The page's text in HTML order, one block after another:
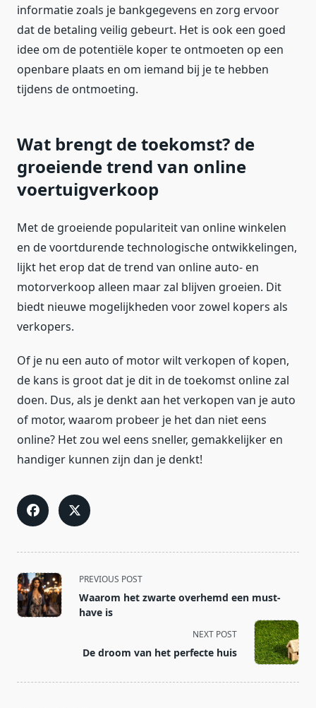
informatie zoals je bankgegevens en zorg ervoor
dat de betaling veilig gebeurt. Het is ook een goed
idee om de potentiële koper te ontmoeten op een
openbare plaats en om iemand bij je te hebben
tijdens de ontmoeting.
Wat brengt de toekomst? de
groeiende trend van online
voertuigverkoop
Met de groeiende populariteit van online winkelen
en de voortdurende technologische ontwikkelingen,
lijkt het erop dat de trend van online auto- en
motorverkoop alleen maar zal blijven groeien. Dit
biedt nieuwe mogelijkheden voor zowel kopers als
verkopers.
Of je nu een auto of motor wilt verkopen of kopen,
de kans is groot dat je dit in de toekomst online zal
doen. Dus, als je denkt aan het verkopen van je auto
of motor, waarom probeer je het dan niet eens
online? Het zou wel eens sneller, gemakkelijker en
handiger kunnen zijn dan je denkt!
<span
class="nav-
subtitle
PREVIOUS POST
Waarom het zwarte overhemd een must-
have is
NEXT POST
De droom van het perfecte huis